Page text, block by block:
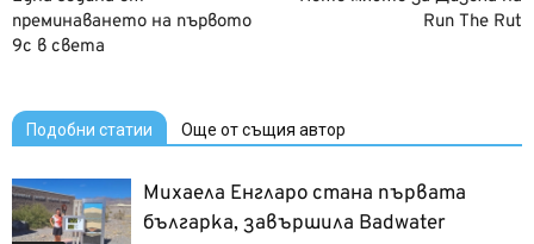
преминаването на първото
9c в света
Run The Rut
Подобни статии Още от същия автор
Михаела Енгларо стана първата
българка, завършила Badwater